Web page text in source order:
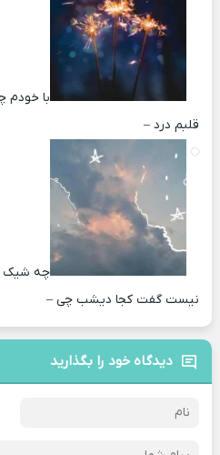
با خودم
قلبم درد –
چه شیک
نیست گفت کجا دیشب چی –
دیدگاه خود را بگذارید